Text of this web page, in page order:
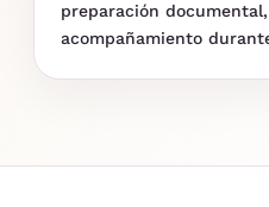
preparación
acompañamiento